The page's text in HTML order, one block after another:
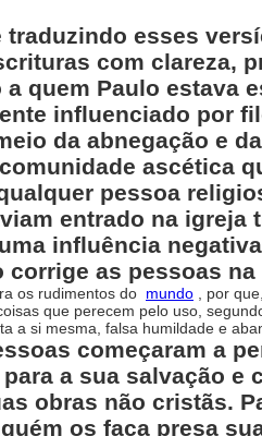
traduzindo esses
com clareza,
quem Paulo estava
influenciado por
da abnegação e
ascética
pessoa
entrado na
influência
corrige as pessoas
os rudimentos do mundo , por
que perecem pelo uso,
a si mesma, falsa humildade e
começaram a
a sua salvação e
obras não cristãs.
os faça presa